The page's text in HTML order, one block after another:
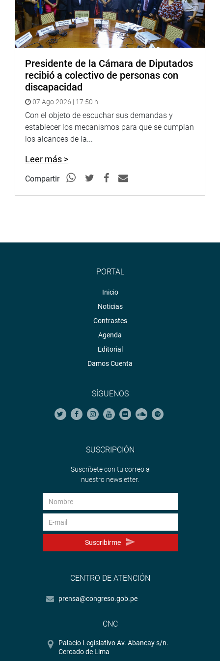
con su colega Villanueva al considerar que ante todo
debe primar la seguridad y el acceso a las familias.
“Según el Decreto Supremo 01-94-EM, los criterios de
seguridad podrían quedar en peligro si el llenado pasa a
http://www.congreso.gob.pe/
http://www.youtube.com/congresoperu
https://soundcloud.com/radiocongreso
Presidente de la Cámara de Diputados
recibió a colectivo de personas con
discapacidad
07 Ago 2026 | 17:50 h
Con el objeto de escuchar sus demandas y
establecer los mecanismos para que se cumplan
los alcances de la...
Leer más >
Compartir
PORTAL
Inicio
Noticias
Contrastes
Agenda
Editorial
Damos Cuenta
SÍGUENOS
SUSCRIPCIÓN
Suscríbete con tu correo a
nuestro newsletter.
Suscribirme
CENTRO DE ATENCIÓN
prensa@congreso.gob.pe
CNC
Palacio Legislativo Av. Abancay s/n.
Cercado de Lima